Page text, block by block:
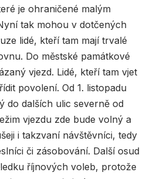
je ohraničené malým
tak mohou v dotčených
lidé, kteří tam mají trvalé
Do městské památkové
vjezd. Lidé, kteří tam vjet
povolení. Od 1. listopadu
do dalších ulic severně od
vjezdu zde bude volný a
i takzvaní návštěvníci, tedy
či zásobování. Další osud
říjnových voleb, protože